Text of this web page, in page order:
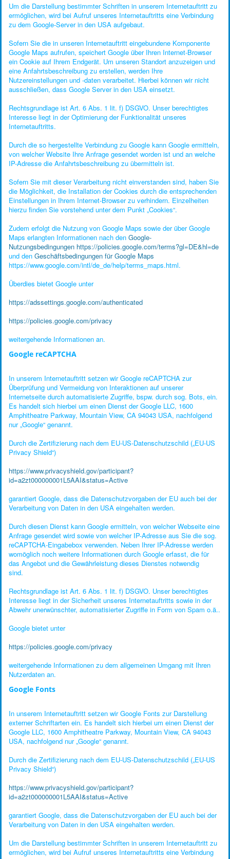
Um die Darstellung bestimmter Schriften in unserem Internetauftritt zu
ermöglichen, wird bei Aufruf unseres Internetauftritts eine Verbindung
zu dem Google-Server in den USA aufgebaut.
Sofern Sie die in unseren Internetauftritt eingebundene Komponente
Google Maps aufrufen, speichert Google über Ihren Internet-Browser
ein Cookie auf Ihrem Endgerät. Um unseren Standort anzuzeigen und
eine Anfahrtsbeschreibung zu erstellen, werden Ihre
Nutzereinstellungen und -daten verarbeitet. Hierbei können wir nicht
ausschließen, dass Google Server in den USA einsetzt.
Rechtsgrundlage ist Art. 6 Abs. 1 lit. f) DSGVO. Unser berechtigtes
Interesse liegt in der Optimierung der Funktionalität unseres
Internetauftritts.
Durch die so hergestellte Verbindung zu Google kann Google ermitteln,
von welcher Website Ihre Anfrage gesendet worden ist und an welche
IP-Adresse die Anfahrtsbeschreibung zu übermitteln ist.
Sofern Sie mit dieser Verarbeitung nicht einverstanden sind, haben Sie
die Möglichkeit, die Installation der Cookies durch die entsprechenden
Einstellungen in Ihrem Internet-Browser zu verhindern. Einzelheiten
hierzu finden Sie vorstehend unter dem Punkt „Cookies“.
Zudem erfolgt die Nutzung von Google Maps sowie der über Google
Maps erlangten Informationen nach den Google-
Nutzungsbedingungen https://policies.google.com/terms?gl=DE&hl=de
und den Geschäftsbedingungen für Google Maps
https://www.google.com/intl/de_de/help/terms_maps.html.
Überdies bietet Google unter
https://adssettings.google.com/authenticated
https://policies.google.com/privacy
weitergehende Informationen an.
Google reCAPTCHA
In unserem Internetauftritt setzen wir Google reCAPTCHA zur
Überprüfung und Vermeidung von Interaktionen auf unserer
Internetseite durch automatisierte Zugriffe, bspw. durch sog. Bots, ein.
Es handelt sich hierbei um einen Dienst der Google LLC, 1600
Amphitheatre Parkway, Mountain View, CA 94043 USA, nachfolgend
nur „Google“ genannt.
Durch die Zertifizierung nach dem EU-US-Datenschutzschild („EU-US
Privacy Shield“)
https://www.privacyshield.gov/participant?
id=a2zt000000001L5AAI&status=Active
garantiert Google, dass die Datenschutzvorgaben der EU auch bei der
Verarbeitung von Daten in den USA eingehalten werden.
Durch diesen Dienst kann Google ermitteln, von welcher Webseite eine
Anfrage gesendet wird sowie von welcher IP-Adresse aus Sie die sog.
reCAPTCHA-Eingabebox verwenden. Neben Ihrer IP-Adresse werden
womöglich noch weitere Informationen durch Google erfasst, die für
das Angebot und die Gewährleistung dieses Dienstes notwendig
sind.
Rechtsgrundlage ist Art. 6 Abs. 1 lit. f) DSGVO. Unser berechtigtes
Interesse liegt in der Sicherheit unseres Internetauftritts sowie in der
Abwehr unerwünschter, automatisierter Zugriffe in Form von Spam o.ä..
Google bietet unter
https://policies.google.com/privacy
weitergehende Informationen zu dem allgemeinen Umgang mit Ihren
Nutzerdaten an.
Google Fonts
In unserem Internetauftritt setzen wir Google Fonts zur Darstellung
externer Schriftarten ein. Es handelt sich hierbei um einen Dienst der
Google LLC, 1600 Amphitheatre Parkway, Mountain View, CA 94043
USA, nachfolgend nur „Google“ genannt.
Durch die Zertifizierung nach dem EU-US-Datenschutzschild („EU-US
Privacy Shield“)
https://www.privacyshield.gov/participant?
id=a2zt000000001L5AAI&status=Active
garantiert Google, dass die Datenschutzvorgaben der EU auch bei der
Verarbeitung von Daten in den USA eingehalten werden.
Um die Darstellung bestimmter Schriften in unserem Internetauftritt zu
ermöglichen, wird bei Aufruf unseres Internetauftritts eine Verbindung